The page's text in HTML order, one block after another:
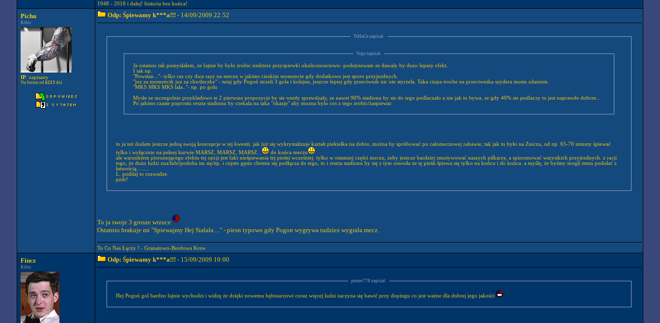
1948 - 2018 i dalej! historia bez końca!
Pichu
Kibic
IP: zapisany
Na forum od 6213 dni
Odp: Śpiewamy k***a!!! - 14/09/2009 22:52
TeHaCe napisał:
Vega napisał:
Ja ostatnio tak pomyslalem, ze fajnie by bylo zrobic niektore przyspiewki okolicznosciowo- podejrzewam ze dawaly by duzo lepszy efekt.
I tak np.
"Powstan..."- tylko raz czy dwa razy na meczu w jakims ciezkim momencie gdy dodatkowo jest sporo przyjezdnych.
"juz za momencik juz za chwileczke" - tutaj gdy Pogoń strzeli 3 gola i kolejne, jeszcze lepiej gdy przeciwnik nic nie styrzela. Taka ciupa troche na przeciwnika szydera moim zdaniem.
"MKS MKS MKS lala.."- np. po golu
Mysle ze szczegolnie przykladowo te 2 pierwsze propozycje by sie wtedy sprawdzaly, ze nawet 90% stadionu by sie do tego podlaczalo a nie jak to bywa, ze gdy 40% sie podlaczy to jest naprawde dobrze...
Po jakims czasie poprostu reszta stadionu by czekala na taka "okazje" aby mozna bylo cos z tego zrobic/zaspiewac
to ja też dodam jeszcze jedną swoją koncepcje w tej kwestii. jak już się wykrystalizuje kształt piekiełka na dobre, można by spróbować po całomeczowej zabawie, tak jak to było na Zniczu, od np. 65-70 minuty śpiewać
tylko i wyłącznie na pełnej kurwie MARSZ, MARSZ, MARSZ...
do końca meczu
ale warunkiem piorunującego efektu tej opcji jest fakt nieśpiewania tej pieśni wcześniej. tylko w ostatniej części meczu, żeby jeszcze bardziej zmotywować naszych piłkarzy, a spiorunować wszystkich przyjezdnych. z racji
tego, że dużo ludzi zna/lubi/podoba im się/itp. i często gęsto chetnie się podłącza do tego, to i reszta stadionu by się z tym oswoiła że tę pieśń śpiewa się tylko na końcu i do końca. a myślę, że byśmy mogli temu podołać z
łatwością........
L. poddaj to rozwadze.
pzdr!
To ja swoje 3 grosze wrzuce
Ostatnio brakuje mi "Spiewajmy Hej Sialala ..." - piesn typowo gdy Pogon wygrywa tudziez wygrala mecz.
To Co Nas Łączy ! - Granatowo-Bordowa Krew
Fincz
Kibic
Odp: Śpiewamy k***a!!! - 15/09/2009 19:00
prezes778 napisał:
Hej Pogoń gol bardzo fajnie wychodzi i widzę że dzięki nowemu bębniarzowi coraz więcej ludzi zaczyna się bawić przy dopingu co jest ważne dla dobrej jego jakości